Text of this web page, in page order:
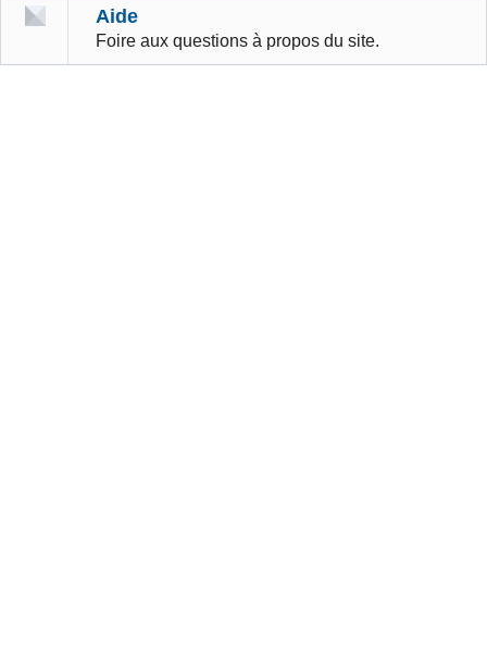
Aide
Foire aux questions à propos du site.